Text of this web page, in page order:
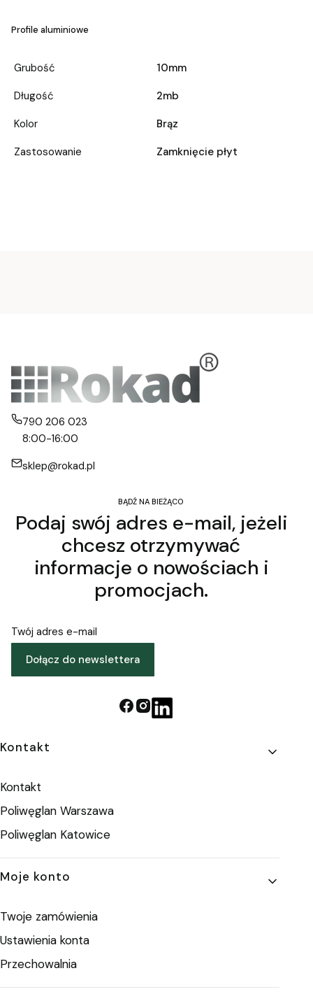
Profile aluminiowe
Grubość
10mm
Długość
2mb
Kolor
Brąz
Zastosowanie
Zamknięcie płyt
790 206 023
8:00-16:00
sklep@rokad.pl
BĄDŹ NA BIEŻĄCO
Podaj swój adres e-mail, jeżeli
chcesz otrzymywać
informacje o nowościach i
promocjach.
Twój adres e-mail
Dołącz do newslettera
Linki w stopce
Kontakt
Kontakt
Poliwęglan Warszawa
Poliwęglan Katowice
Moje konto
Twoje zamówienia
Ustawienia konta
Przechowalnia